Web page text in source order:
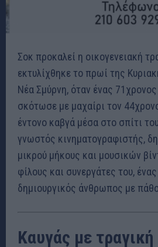
Σοκ προκαλεί η οικογενειακή
εκτυλίχθηκε το πρωί της
Νέα Σμύρνη, όταν ένας
σκότωσε με μαχαίρι τον
έντονο καβγά μέσα στο σπίτι
γνωστός κινηματογραφιστής,
μικρού μήκους και μουσικών
φίλους και συνεργάτες του,
δημιουργικός άνθρωπος με
Καυγάς με